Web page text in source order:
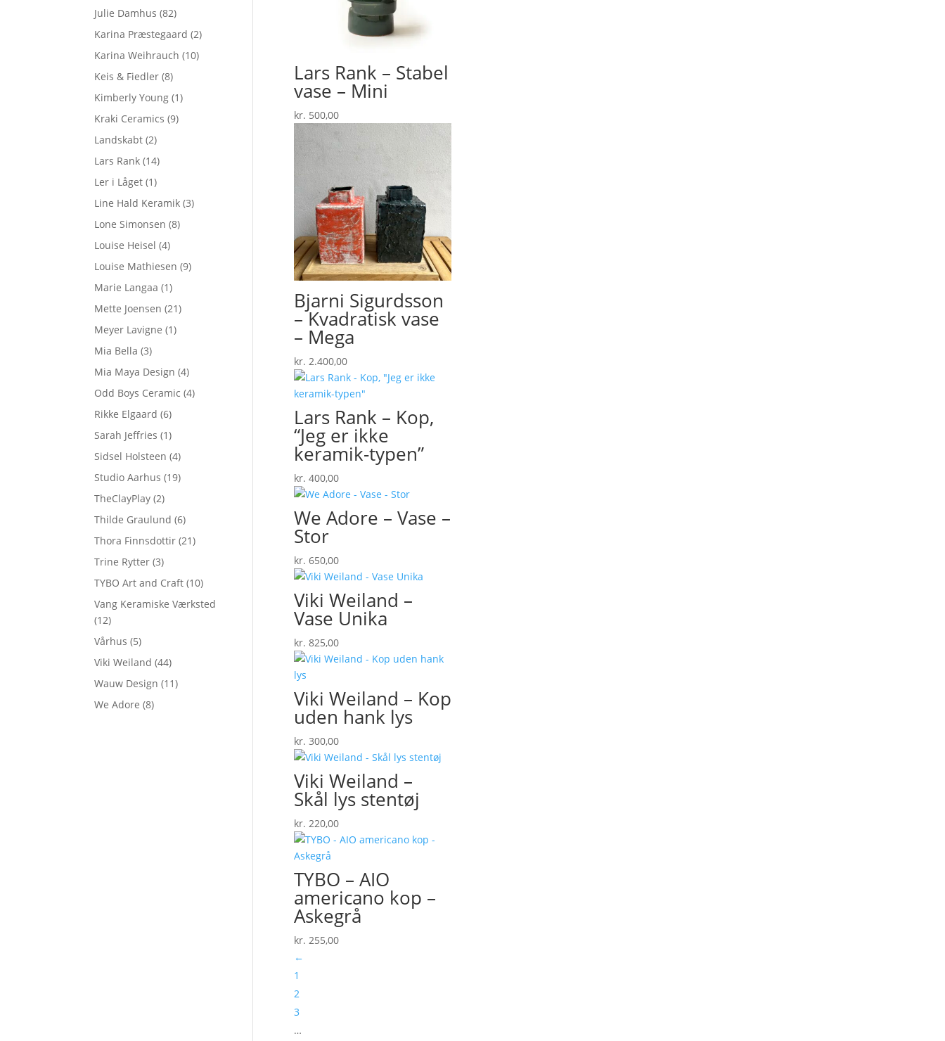
Lars Rank – Stabel
vase – Mini
kr. 500,00
Bjarni Sigurdsson
– Kvadratisk vase
– Mega
kr. 2.400,00
Lars Rank – Kop,
“Jeg er ikke
keramik-typen”
kr. 400,00
We Adore – Vase –
Stor
kr. 650,00
Viki Weiland –
Vase Unika
kr. 825,00
Viki Weiland – Kop
uden hank lys
kr. 300,00
Viki Weiland –
Skål lys stentøj
kr. 220,00
TYBO – AIO
americano kop –
Askegrå
kr. 255,00
←
1
2
3
…
Julie Damhus (82)
Karina Præstegaard (2)
Karina Weihrauch (10)
Keis & Fiedler (8)
Kimberly Young (1)
Kraki Ceramics (9)
Landskabt (2)
Lars Rank (14)
Ler i Låget (1)
Line Hald Keramik (3)
Lone Simonsen (8)
Louise Heisel (4)
Louise Mathiesen (9)
Marie Langaa (1)
Mette Joensen (21)
Meyer Lavigne (1)
Mia Bella (3)
Mia Maya Design (4)
Odd Boys Ceramic (4)
Rikke Elgaard (6)
Sarah Jeffries (1)
Sidsel Holsteen (4)
Studio Aarhus (19)
TheClayPlay (2)
Thilde Graulund (6)
Thora Finnsdottir (21)
Trine Rytter (3)
TYBO Art and Craft (10)
Vang Keramiske Værksted
(12)
Vårhus (5)
Viki Weiland (44)
Wauw Design (11)
We Adore (8)